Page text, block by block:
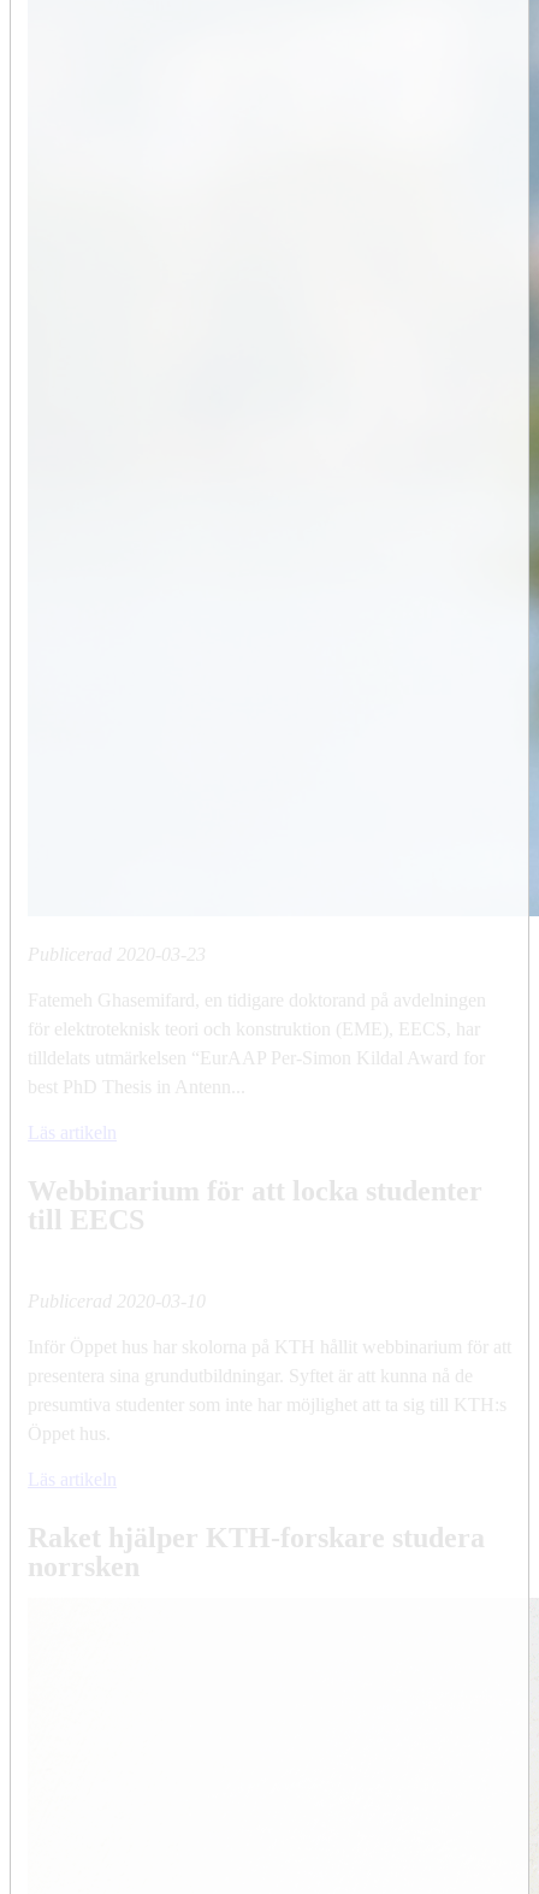
Publicerad 2020-03-23
Fatemeh Ghasemifard, en tidigare doktorand på avdelningen
för elektroteknisk teori och konstruktion (EME), EECS, har
tilldelats utmärkelsen “EurAAP Per-Simon Kildal Award for
best PhD Thesis in Antenn...
Läs artikeln
Webbinarium för att locka studenter
till EECS
Publicerad 2020-03-10
Inför Öppet hus har skolorna på KTH hållit webbinarium för att
presentera sina grundutbildningar. Syftet är att kunna nå de
presumtiva studenter som inte har möjlighet att ta sig till KTH:s
Öppet hus.
Läs artikeln
Raket hjälper KTH-forskare studera
norrsken